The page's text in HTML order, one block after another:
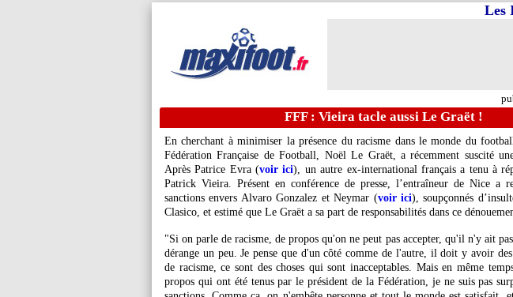
Les
FFF : Vieira tacle aussi Le Graët !
En cherchant à minimiser la présence du racisme dans le monde du
Fédération Française de Football, Noël Le Graët, a récemment suscité
Après Patrice Evra (voir ici), un autre ex-international français a tenu à
Patrick Vieira. Présent en conférence de presse, l’entraîneur de Nice a
sanctions envers Alvaro Gonzalez et Neymar (voir ici), soupçonnés
Clasico, et estimé que Le Graët a sa part de responsabilités dans ce
"Si on parle de racisme, de propos qu'on ne peut pas accepter, qu'il n'y ait
dérange un peu. Je pense que d'un côté comme de l'autre, il doit y avoir
de racisme, ce sont des choses qui sont inacceptables. Mais en même
propos qui ont été tenus par le président de la Fédération, je ne suis pas